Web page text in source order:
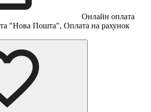
Онлайн оплата
"Нова Пошта", Оплата на рахунок